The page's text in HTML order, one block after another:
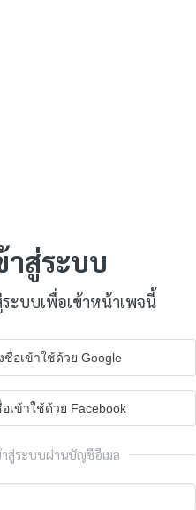
าสู่ระบบ
ะบบเพื่อเข้าหน้าเพจนี้
ชื่อเข้าใช้ด้วย Google
เข้าใช้ด้วย Facebook
าสู่ระบบผ่านบัญชีอีเมล